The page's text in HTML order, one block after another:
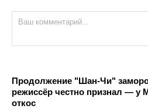
Продолжение "Шан-Чи"
режиссёр честно признал — у
откос